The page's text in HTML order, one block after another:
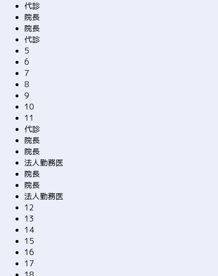
代診
院長
院長
代診
5
6
7
8
9
10
11
代診
院長
院長
法人勤務医
院長
院長
法人勤務医
12
13
14
15
16
17